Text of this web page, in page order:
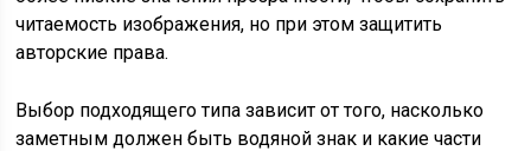
читаемость изображения, но при этом защитить
авторские права.
Выбор подходящего типа зависит от того, насколько
заметным должен быть водяной знак и какие части